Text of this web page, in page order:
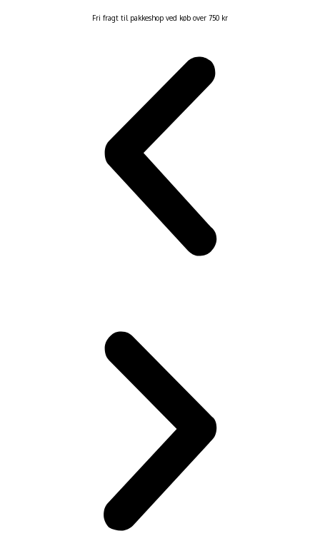
Fri fragt til pakkeshop ved køb over 750 kr